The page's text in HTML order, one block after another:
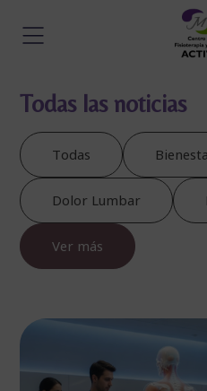
Todas las noticias
Todas
Dolor Lumbar
Ver más